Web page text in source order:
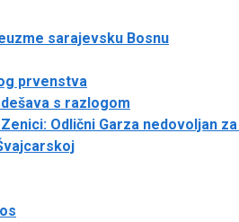
sarajevsku Bosnu
prvenstva
s razlogom
Odlični Garza nedovoljan